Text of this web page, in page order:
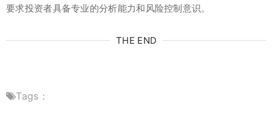
要求投资者具备专业的分析能力和风险控制意识。
THE END
Tags：